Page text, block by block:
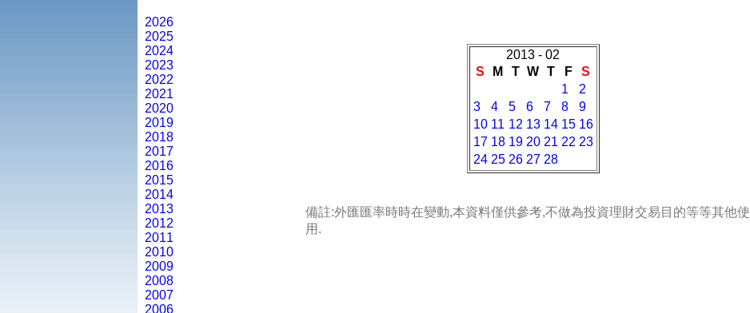
2026
2025
2024
2023
2022
2021
2020
2019
2018
2017
2016
2015
2014
2013
2012
2011
2010
2009
2008
2007
2006
2013 - 02
S
M T W T F
S
1
2
3
4 5 6 7 8
9
10 11 12 13 14 15 16
17 18 19 20 21 22 23
24 25 26 27 28
備註:外匯匯率時時在變動,本資料僅供參考,不做為投資理財交易目的等等其他使
用.